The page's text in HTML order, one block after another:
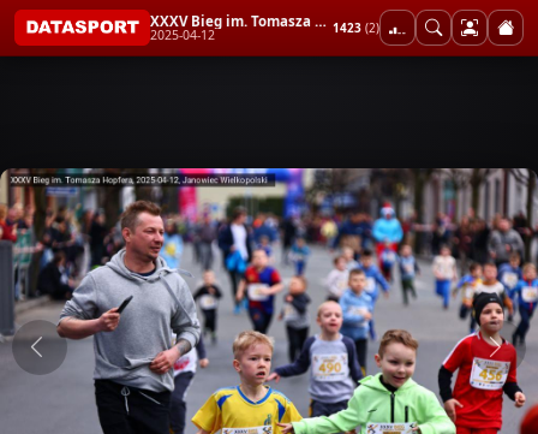
XXXV Bieg im. Tomasza Hopfera
2025-04-12 1423 (2)